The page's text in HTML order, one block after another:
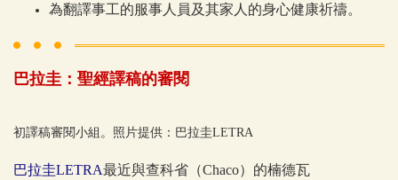
為翻譯事工的服事人員及其家人的身心健康祈禱。
巴拉圭：聖經譯稿的審閱
初譯稿審閱小組。照片提供：巴拉圭LETRA
巴拉圭LETRA最近與查科省（Chaco）的楠德瓦